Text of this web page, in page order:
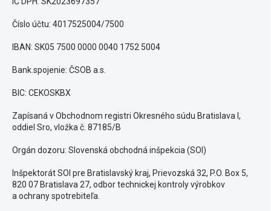
Číslo účtu: 4017525004/7500
IBAN: SK05 7500 0000 0040 1752 5004
Bank.spojenie: ČSOB a.s.
BIC: CEKOSKBX
Zapísaná v Obchodnom registri Okresného súdu Bratislava I,
oddiel Sro, vložka č. 87185/B
Orgán dozoru: Slovenská obchodná inšpekcia (SOI)
Inšpektorát SOI pre Bratislavský kraj, Prievozská 32, P.O. Box 5,
820 07 Bratislava 27, odbor technickej kontroly výrobkov
a ochrany spotrebiteľa.